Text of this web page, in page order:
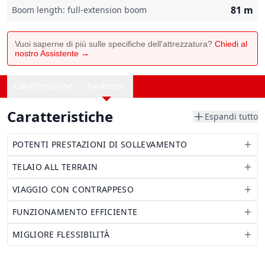
Boom length: full-extension boom 81 m
Vuoi saperne di più sulle specifiche dell'attrezzatura? Chiedi al
nostro Assistente →
Caratteristiche Espandi tutto
POTENTI PRESTAZIONI DI SOLLEVAMENTO
TELAIO ALL TERRAIN
VIAGGIO CON CONTRAPPESO
FUNZIONAMENTO EFFICIENTE
MIGLIORE FLESSIBILITÀ